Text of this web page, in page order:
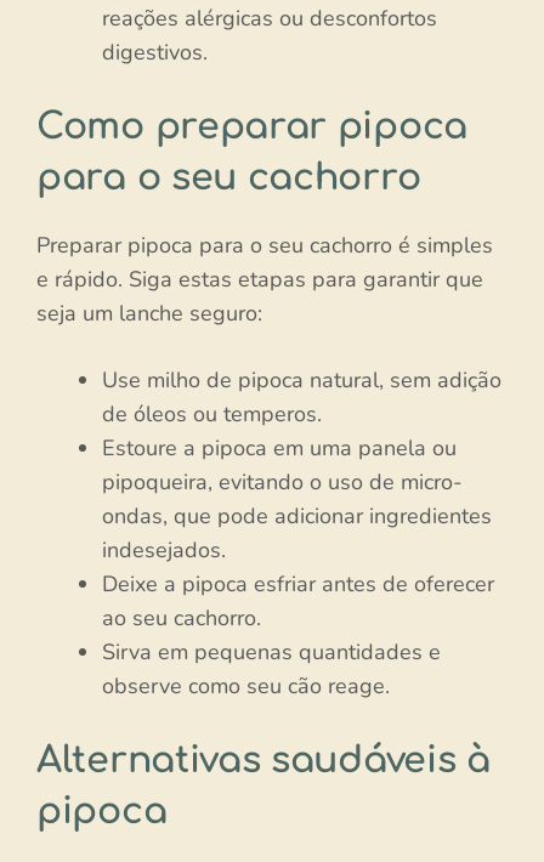
reações alérgicas ou desconfortos
digestivos.
Como preparar pipoca
para o seu cachorro
Preparar pipoca para o seu cachorro é simples
e rápido. Siga estas etapas para garantir que
seja um lanche seguro:
Use milho de pipoca natural, sem adição
de óleos ou temperos.
Estoure a pipoca em uma panela ou
pipoqueira, evitando o uso de micro-
ondas, que pode adicionar ingredientes
indesejados.
Deixe a pipoca esfriar antes de oferecer
ao seu cachorro.
Sirva em pequenas quantidades e
observe como seu cão reage.
Alternativas saudáveis à
pipoca